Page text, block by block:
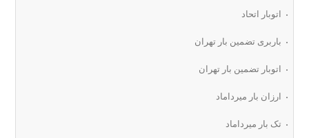
اتوبار اتحاد
باربری تضمین بار تهران
اتوبار تضمین بار تهران
ارزان بار میرداماد
تک بار میرداماد